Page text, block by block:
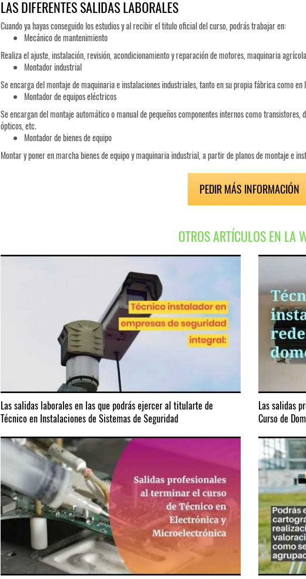
LAS DIFERENTES SALIDAS LABORALES
Cuando ya hayas conseguido los estudios y al recibir el titulo oficial del curso, podrás trabajar en:
Mecánico de mantenimiento
Realiza el ajuste, instalación, revisión, acondicionamiento y reparación de motores, maquinaria
Montador industrial
Se encarga del montaje de maquinaria e instalaciones industriales, tanto en su propia fábrica como
Montador de equipos eléctricos
Se encargan del montaje automático o manual de pequeños componentes internos como transistores,
ópticos, etc.
Montador de bienes de equipo
Montar y poner en marcha bienes de equipo y maquinaria industrial, a partir de planos de montaje e
PEDIR MÁS INFORMACIÓN
OTROS ARTÍCULOS EN LA
Las salidas laborales en las que podrás ejercer al titularte de
Técnico en Instalaciones de Sistemas de Seguridad
Las salidas
Curso de